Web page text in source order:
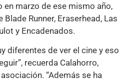
marzo de ese mismo año,
Runner, Eraserhead, Las
y Encadenados.
diferentes de ver el cine y eso
recuerda Calahorro,
“Además se ha